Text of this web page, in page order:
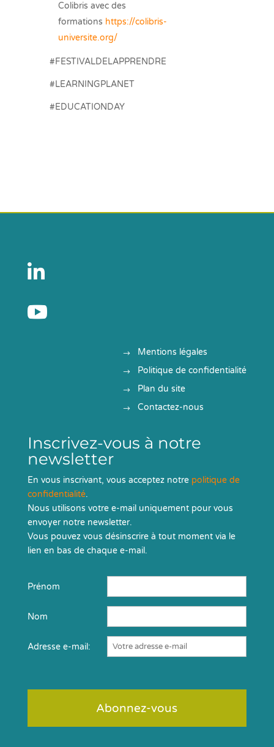
Colibris avec des
formations https://colibris-
universite.org/
#FESTIVALDELAPPRENDRE
#LEARNINGPLANET
#EDUCATIONDAY


Mentions légales
Politique de confidentialité
Plan du site
Contactez-nous
Inscrivez-vous à notre
newsletter
En vous inscrivant, vous acceptez notre politique de
confidentialité.
Nous utilisons votre e-mail uniquement pour vous
envoyer notre newsletter.
Vous pouvez vous désinscrire à tout moment via le
lien en bas de chaque e-mail.
Prénom
Nom
Adresse e-mail: